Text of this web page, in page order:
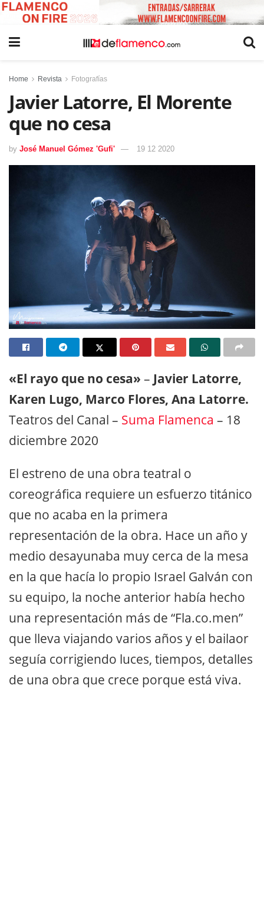
Home Revista Fotografías
Javier Latorre, El Morente
que no cesa
by José Manuel Gómez 'Gufi' 19 12 2020
«El rayo que no cesa» – Javier Latorre,
Karen Lugo, Marco Flores, Ana Latorre.
Teatros del Canal – Suma Flamenca – 18
diciembre 2020
El estreno de una obra teatral o
coreográfica requiere un esfuerzo titánico
que no acaba en la primera
representación de la obra. Hace un año y
medio desayunaba muy cerca de la mesa
en la que hacía lo propio Israel Galván con
su equipo, la noche anterior había hecho
una representación más de “Fla.co.men”
que lleva viajando varios años y el bailaor
seguía corrigiendo luces, tiempos, detalles
de una obra que crece porque está viva.